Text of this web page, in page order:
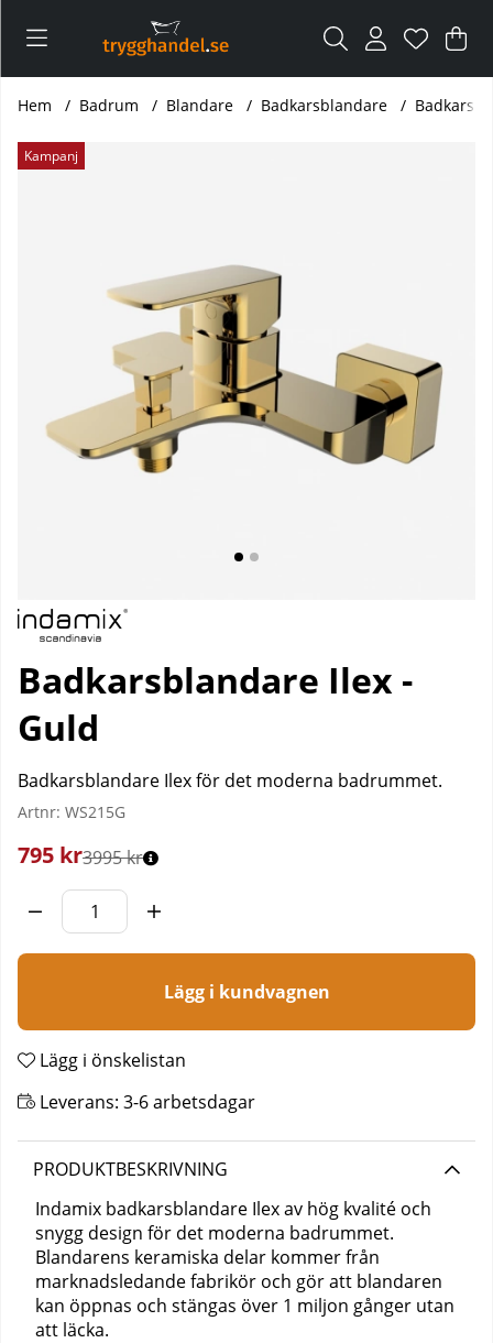
.
Hem Badrum Blandare Badkarsblandare
Kampanj
Produktbilder Badkarsblandare Ilex - Guld
Badkarsblandare Ilex -
Guld
Badkarsblandare Ilex för det moderna badrummet.
Artnr: WS215G
795 kr3995 kr
Lägg i kundvagnen
Lägg i önskelistan
Leverans: 3-6 arbetsdagar
PRODUKTBESKRIVNING
Indamix badkarsblandare Ilex av hög kvalité och
snygg design för det moderna badrummet.
Blandarens keramiska delar kommer från
marknadsledande fabrikör och gör att blandaren
kan öppnas och stängas över 1 miljon gånger utan
att läcka.